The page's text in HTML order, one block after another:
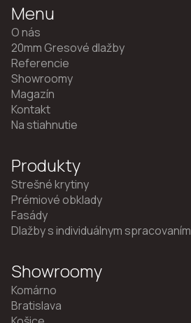
Menu
O nás
20mm Gresové dlažby
Referencie
Showroomy
Magazín
Kontakt
Na stiahnutie
Produkty
Strešné krytiny
Prémiové obklady
Fasády
Dlažby s individuálnym spracovaním
Showroomy
Komárno
Bratislava